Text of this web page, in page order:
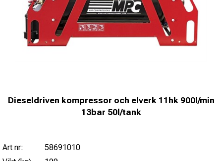
Dieseldriven kompressor och elverk 11hk 900l/min
13bar 50l/tank
Art nr:
58691010